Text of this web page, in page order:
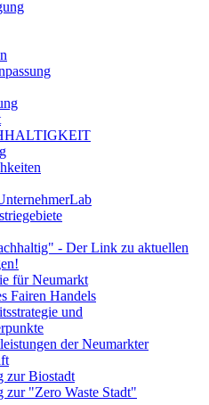
- Der Link zu aktuellen
für Neumarkt
Fairen Handels
und
der Neumarkter
zur Biostadt
zur "Zero Waste Stadt"